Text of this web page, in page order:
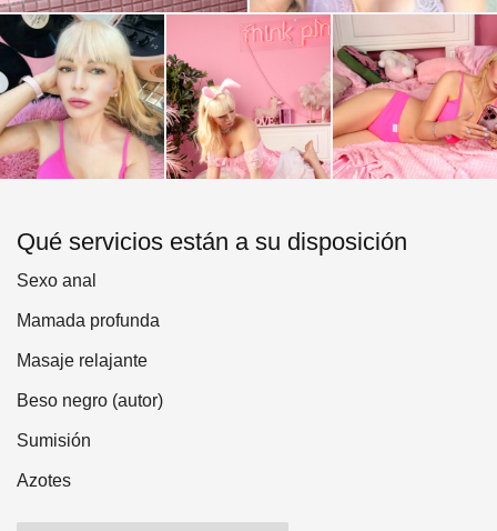
Qué servicios están a su disposición
Sexo anal
Mamada profunda
Masaje relajante
Beso negro (autor)
Sumisión
Azotes